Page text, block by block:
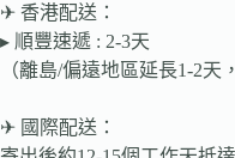
✈ 香港配送：
▸ 順豐速遞 : 2-3天
（離島/偏遠地區延長1-2天
✈ 國際配送：